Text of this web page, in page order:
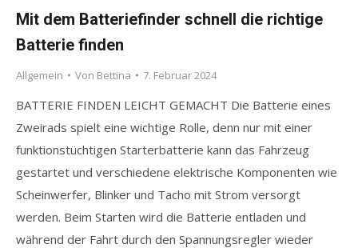
Mit dem Batteriefinder schnell die richtige
Batterie finden
Allgemein Von Bettina 7. Februar 2024
BATTERIE FINDEN LEICHT GEMACHT Die Batterie eines
Zweirads spielt eine wichtige Rolle, denn nur mit einer
funktionstüchtigen Starterbatterie kann das Fahrzeug
gestartet und verschiedene elektrische Komponenten wie
Scheinwerfer, Blinker und Tacho mit Strom versorgt
werden. Beim Starten wird die Batterie entladen und
während der Fahrt durch den Spannungsregler wieder